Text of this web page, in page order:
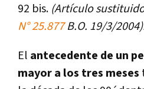
92 bis. (Artículo
N° 25.877B.O. 19/3/
El antecedente de un
mayor a los tres meses